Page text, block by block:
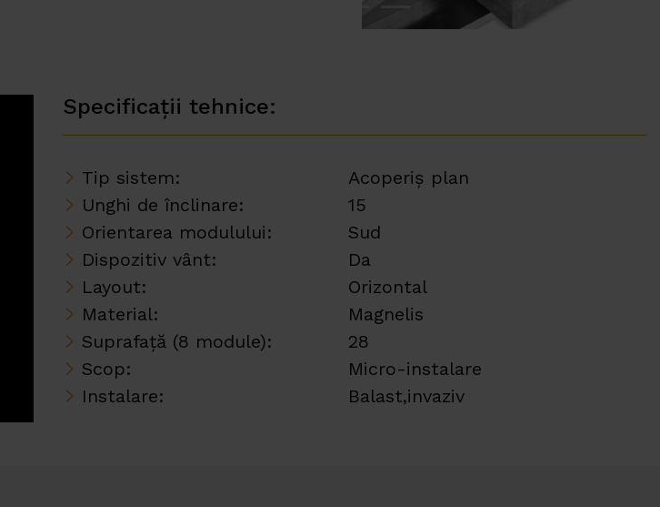
Specificații tehnice:
Tip sistem:
Unghi de înclinare:
Orientarea modulului:
Dispozitiv vânt:
Layout:
Material:
Suprafață (8 module):
Scop:
Instalare:
Acoperiș plan
15
Sud
Da
Orizontal
Magnelis
28
Micro-instalare
Balast,invaziv